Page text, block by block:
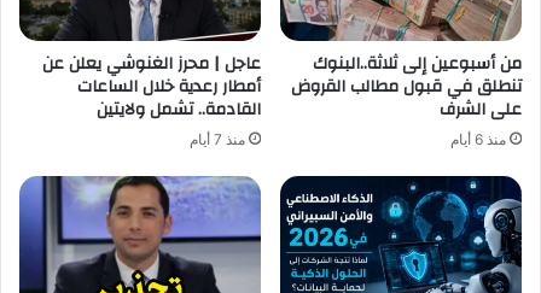
من أسبوعين إلى ثلاثة..البنوك
تنطلق في قبول مطالب القروض
على الشرف
منذ 6 أيام
عاجل | محرز الغنوشي يعلن عن
أمطار رعدية خلال الساعات
القادمة.. تشمل ولايتين
منذ 7 أيام